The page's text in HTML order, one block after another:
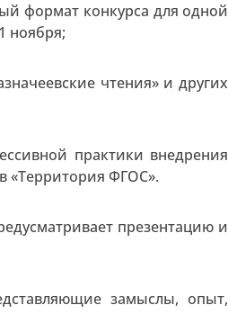
формат конкурса для одной
ноября;
чтения» и других
практики внедрения
«Территория ФГОС».
презентацию и
замыслы, опыт,